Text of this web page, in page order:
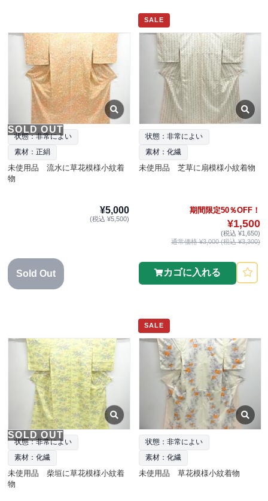
SOLD OUT
状態：非常によい
素材：正絹
未使用品 流水に草花模様小紋着
物
¥5,000
(税込 ¥5,500)
Sold Out
SALE
状態：非常によい
素材：化繊
未使用品 芝草に扇模様小紋着物
期間限定50％OFF！
¥1,500
(税込 ¥1,650)
通常価格 ¥3,000 (税込 ¥3,300)
カゴに入れる
SOLD OUT
状態：非常によい
素材：化繊
未使用品 柴垣に草花模様小紋着
物
SALE
状態：非常によい
素材：化繊
未使用品 草花模様小紋着物